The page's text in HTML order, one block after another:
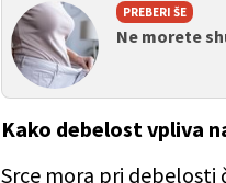
PREBERI ŠE
Ne morete
Kako debelost vpliva
Srce mora pri debelosti